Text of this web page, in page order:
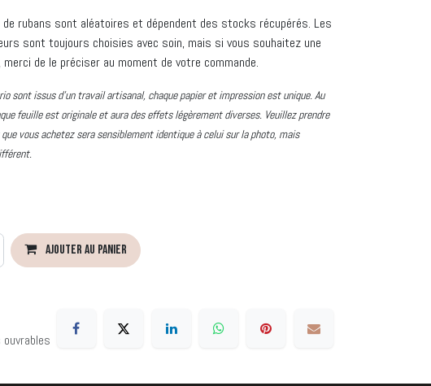
de rubans sont aléatoires et dépendent des stocks récupérés. Les
sont toujours choisies avec soin, mais si vous souhaitez une
de le préciser au moment de votre commande.
sont issus d’un travail artisanal, chaque papier et impression est unique. Au
feuille est originale et aura des effets légèrement diverses. Veuillez prendre
vous achetez sera sensiblement identique à celui sur la photo, mais
Ajouter au panier